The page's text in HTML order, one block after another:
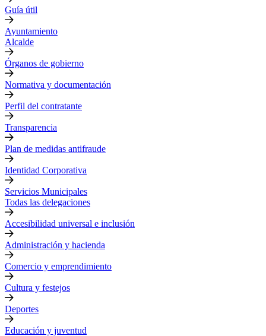
Guía útil
Ayuntamiento
Alcalde
Órganos de gobierno
Normativa y documentación
Perfil del contratante
Transparencia
Plan de medidas antifraude
Identidad Corporativa
Servicios Municipales
Todas las delegaciones
Accesibilidad universal e inclusión
Administración y hacienda
Comercio y emprendimiento
Cultura y festejos
Deportes
Educación y juventud